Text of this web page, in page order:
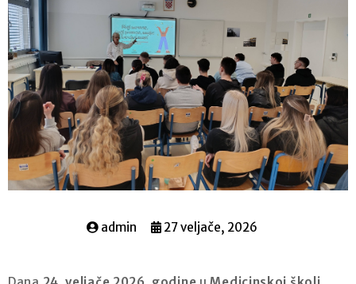
admin 27 veljače, 2026